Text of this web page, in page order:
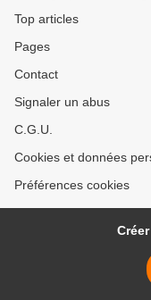
Top articles
Pages
Contact
Signaler un abus
C.G.U.
Cookies et données
Préférences cookies